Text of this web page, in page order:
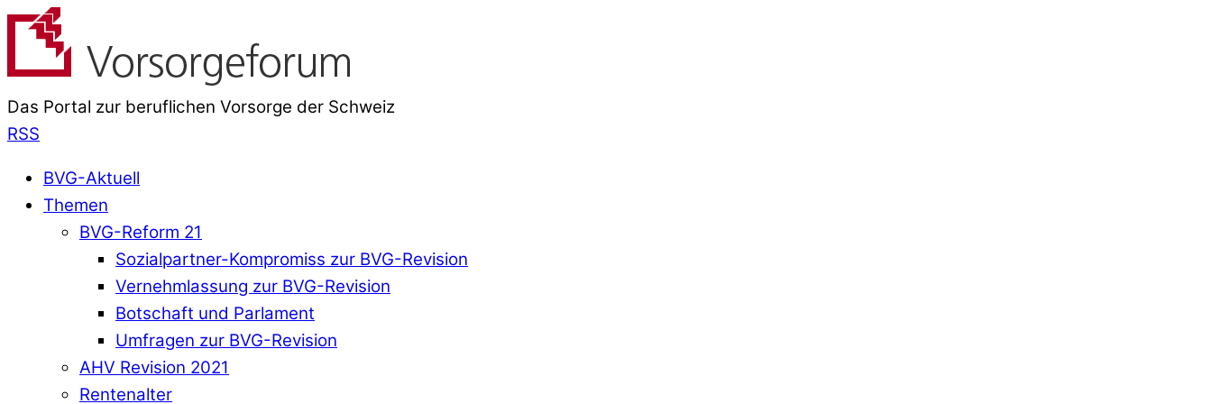
Das Portal zur beruflichen Vorsorge der Schweiz
RSS
BVG-Aktuell
Themen
BVG-Reform 21
Sozialpartner-Kompromiss zur BVG-Revision
Vernehmlassung zur BVG-Revision
Botschaft und Parlament
Umfragen zur BVG-Revision
AHV Revision 2021
Rentenalter